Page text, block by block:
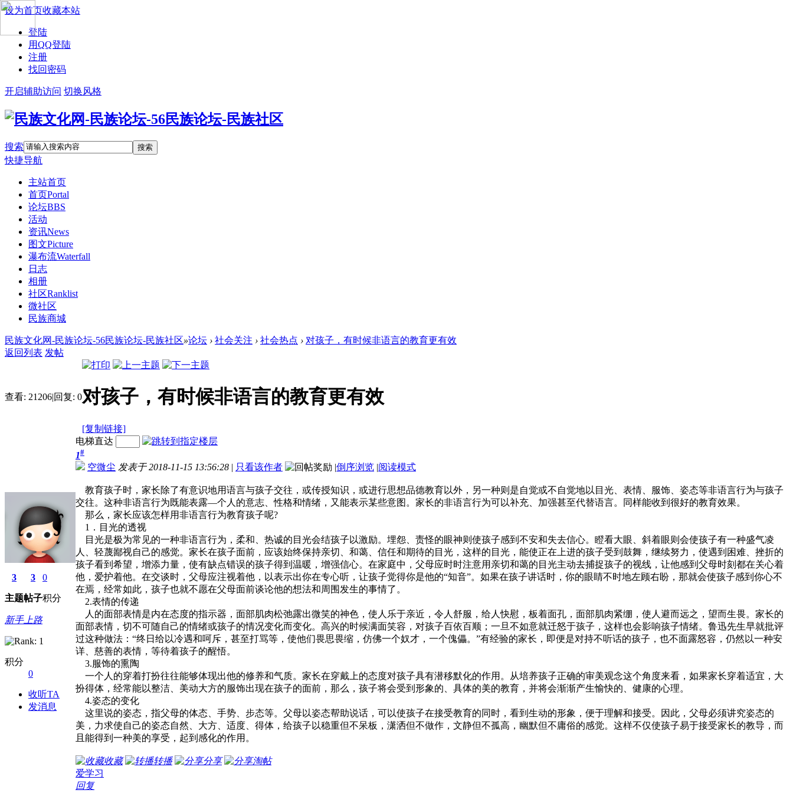
设为首页收藏本站
登陆
用QQ登陆
注册
找回密码
开启辅助访问 切换风格
搜索 搜索
快捷导航
主站首页
首页Portal
论坛BBS
活动
资讯News
图文Picture
瀑布流Waterfall
日志
相册
社区Ranklist
微社区
民族商城
民族文化网-民族论坛-56民族论坛-民族社区»论坛 › 社会关注 › 社会热点 › 对孩子，有时候非语言的教育更有效
返回列表 发帖
查看: 21206|回复: 0对孩子，有时候非语言的教育更有效
[复制链接]
3
主题
3
帖子
0
积分
新手上路
积分
0
收听TA
发消息
电梯直达
1#
空微尘 发表于 2018-11-15 13:56:28 | 只看该作者 |倒序浏览 |阅读模式
教育孩子时，家长除了有意识地用语言与孩子交往，或传授知识，或进行思想品德教育以外，另一种则是自觉或不自觉地以目光、表情、服饰、姿态等非语言行为与孩子
交往。这种非语言行为既能表露—个人的意志、性格和情绪，又能表示某些意图。家长的非语言行为可以补充、加强甚至代替语言。同样能收到很好的教育效果。
那么，家长应该怎样用非语言行为教育孩子呢?
1．目光的透视
目光是极为常见的一种非语言行为，柔和、热诚的目光会结孩子以激励。埋怨、责怪的眼神则使孩子感到不安和失去信心。瞪看大眼、斜着眼则会使孩子有一种盛气凌
人、轻蔑鄙视自己的感觉。家长在孩子面前，应该始终保持亲切、和蔼、信任和期待的目光，这样的目光，能使正在上进的孩子受到鼓舞，继续努力，使遇到困难、挫折的
孩子看到希望，增添力量，使有缺点错误的孩子得到温暖，增强信心。在家庭中，父母应时时注意用亲切和蔼的目光主动去捕捉孩子的视线，让他感到父母时刻都在关心着
他，爱护着他。在交谈时，父母应注视着他，以表示出你在专心听，让孩子觉得你是他的“知音”。如果在孩子讲话时，你的眼睛不时地左顾右盼，那就会使孩子感到你心不
在焉，经常如此，孩子也就不愿在父母面前谈论他的想法和周围发生的事情了。
2.表情的传递
人的面部表情是内在态度的指示器，面部肌肉松弛露出微笑的神色，使人乐于亲近，令人舒服，给人快慰，板着面孔，面部肌肉紧绷，使人避而远之，望而生畏。家长的
面部表情，切不可随自己的情绪或孩子的情况变化而变化。高兴的时候满面笑容，对孩子百依百顺；一旦不如意就迁怒于孩子，这样也会影响孩子情绪。鲁迅先生早就批评
过这种做法：“终日给以冷遇和呵斥，甚至打骂等，使他们畏思畏缩，仿佛一个奴才，一个傀儡。”有经验的家长，即便是对持不听话的孩子，也不面露怒容，仍然以一种安
详、慈善的表情，等待着孩子的醒悟。
3.服饰的熏陶
一个人的穿着打扮往往能够体现出他的修养和气质。家长在穿戴上的态度对孩子具有潜移默化的作用。从培养孩子正确的审美观念这个角度来看，如果家长穿着适宜，大
扮得体，经常能以整洁、美动大方的服饰出现在孩子的面前，那么，孩子将会受到形象的、具体的美的教育，并将会渐渐产生愉快的、健康的心理。
4.姿态的变化
这里说的姿态，指父母的体态、手势、步态等。父母以姿态帮助说话，可以使孩子在接受教育的同时，看到生动的形象，便于理解和接受。因此，父母必须讲究姿态的
美，力求使自己的姿态自然、大方、适度、得体，给孩子以稳重但不呆板，潇洒但不做作，文静但不孤高，幽默但不庸俗的感觉。这样不仅使孩子易于接受家长的教导，而
且能得到一种美的享受，起到感化的作用。
收藏 转播 分享
淘帖
爱学习
回复